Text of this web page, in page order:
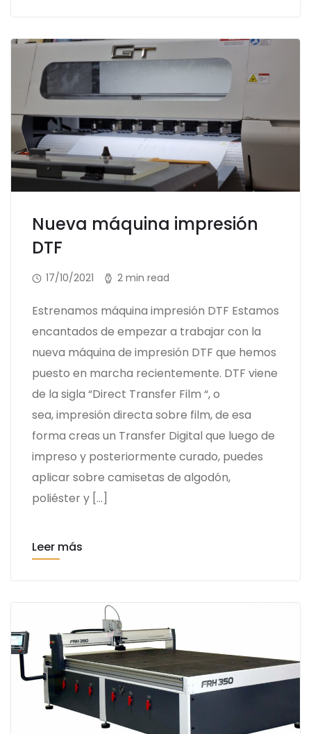
Nueva máquina impresión
DTF
17/10/2021 2 min read
Estrenamos máquina impresión DTF Estamos
encantados de empezar a trabajar con la
nueva máquina de impresión DTF que hemos
puesto en marcha recientemente. DTF viene
de la sigla “Direct Transfer Film “, o
sea, impresión directa sobre film, de esa
forma creas un Transfer Digital que luego de
impreso y posteriormente curado, puedes
aplicar sobre camisetas de algodón,
poliéster y […]
Leer más